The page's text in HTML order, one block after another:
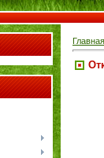
Главная